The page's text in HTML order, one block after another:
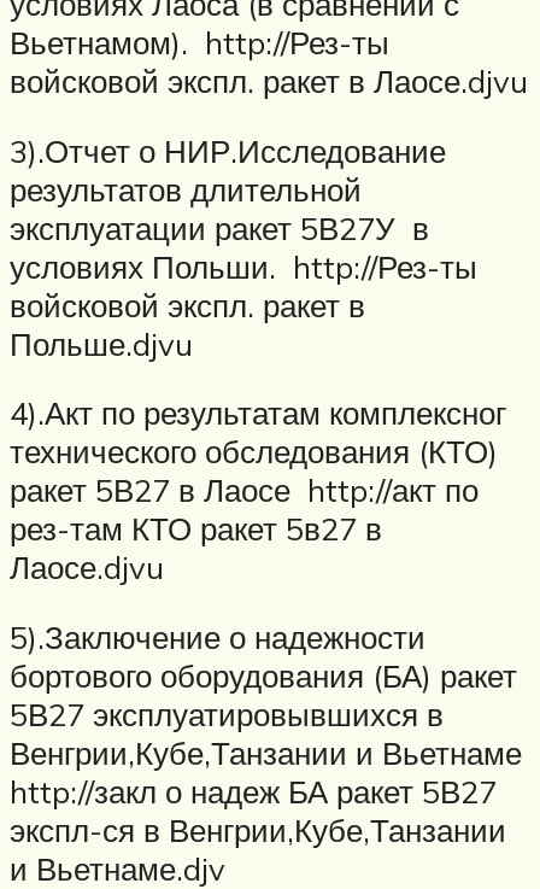
Вьетнамом). http://Рез-ты
войсковой экспл. ракет в Лаосе.djvu
3).Отчет о НИР.Исследование
результатов длительной
эксплуатации ракет 5В27У в
условиях Польши. http://Рез-ты
войсковой экспл. ракет в
Польше.djvu
4).Акт по результатам комплексног
технического обследования (КТО)
ракет 5В27 в Лаосе http://акт по
рез-там КТО ракет 5в27 в
Лаосе.djvu
5).Заключение о надежности
бортового оборудования (БА) ракет
5В27 эксплуатировывшихся в
Венгрии,Кубе,Танзании и Вьетнаме
http://закл о надеж БА ракет 5В27
экспл-ся в Венгрии,Кубе,Танзании
и Вьетнаме.djv